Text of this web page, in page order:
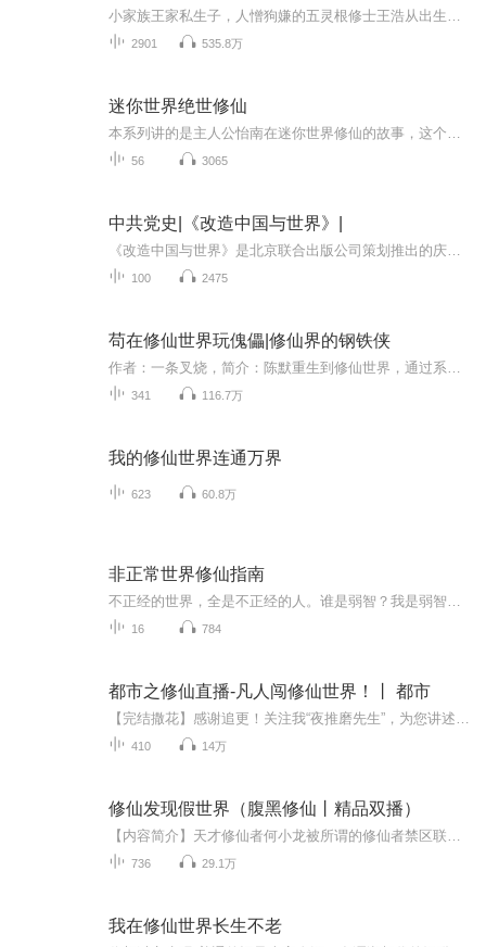
2901 535.8万
迷你世界绝世修仙
56 3065
中共党史|《改造中国与世界》|
100 2475
苟在修仙世界玩傀儡|修仙界的钢铁侠
341 116.7万
我的修仙世界连通万界
623 60.8万
非正常世界修仙指南
16 784
都市之修仙直播-凡人闯修仙世界！丨 都市
410 14万
修仙发现假世界（腹黑修仙丨精品双播）
736 29.1万
我在修仙世界长生不老